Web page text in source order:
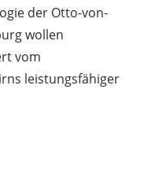
der Otto-von-
wollen
vom
leistungsfähiger